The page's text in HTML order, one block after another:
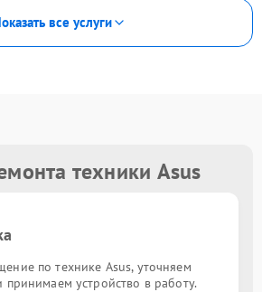
все услуги
техники Asus
по технике Asus, уточняем
устройство в работу.